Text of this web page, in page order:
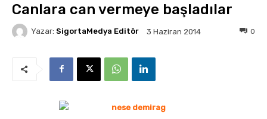
Canlara can vermeye başladılar
Yazar: SigortaMedya Editör 3 Haziran 2014 0